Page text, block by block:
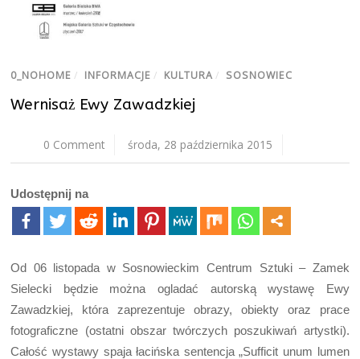
0_NOHOME / INFORMACJE / KULTURA / SOSNOWIEC
Wernisaż Ewy Zawadzkiej
0 Comment środa, 28 października 2015
Udostępnij na
Od 06 listopada w Sosnowieckim Centrum Sztuki – Zamek
Sielecki będzie można ogladać autorską wystawę Ewy
Zawadzkiej, która zaprezentuje obrazy, obiekty oraz prace
fotograficzne (ostatni obszar twórczych poszukiwań artystki).
Całość wystawy spaja łacińska sentencja „Sufficit unum lumen